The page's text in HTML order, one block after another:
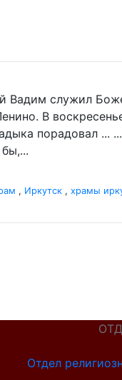
Вадим служил
В
порадовал ...
, Иркутск , храмы
Отдел